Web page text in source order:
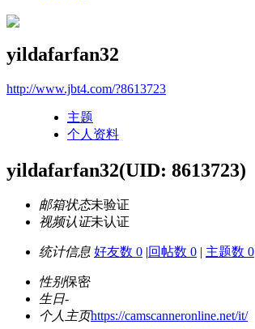
yildafarfan32
http://www.jbt4.com/?8613723
主题
个人资料
yildafarfan32(UID: 8613723)
邮箱状态未验证
视频认证未认证
统计信息 好友数 0 |回帖数 0 | 主题数 0
性别保密
生日-
个人主页https://camscanneronline.net/it/